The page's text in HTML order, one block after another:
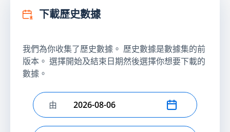
下載歷史數據
我們為你收集了歷史數據。 歷史數據是數據集的前
版本。 選擇開始及結束日期然後選擇你想要下載的
數據。
選擇開始日期
由